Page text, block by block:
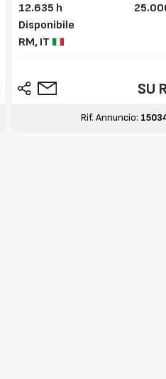
12.635 h
Disponibile
RM, IT
SU
Rif. Annuncio: